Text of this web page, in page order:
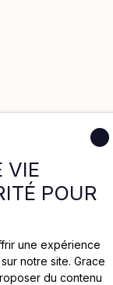
VIE
POUR
une expérience
notre site. Grace
du contenu